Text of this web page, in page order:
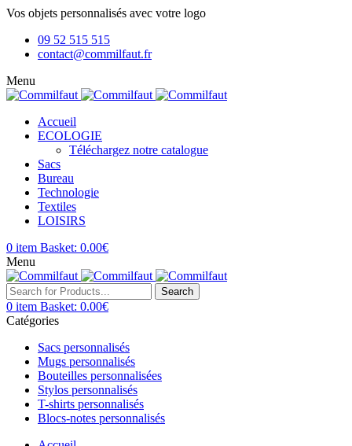
Vos objets personnalisés avec votre logo
09 52 515 515
contact@commilfaut.fr
Menu
Accueil
ECOLOGIE
Téléchargez notre catalogue
Sacs
Bureau
Technologie
Textiles
LOISIRS
0 item Basket: 0.00€
Menu
Search
0 item Basket: 0.00€
Catégories
Sacs personnalisés
Mugs personnalisés
Bouteilles personnalisées
Stylos personnalisés
T-shirts personnalisés
Blocs-notes personnalisés